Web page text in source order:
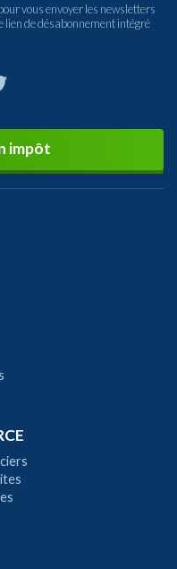
vous envoyer les newsletters
lien de désabonnement intégré
impôt